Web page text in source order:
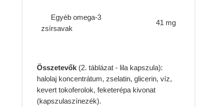
Egyéb omega-3
zsírsavak
41 mg
Összetevők (2. táblázat - lila kapszula):
halolaj koncentrátum, zselatin, glicerin, víz,
kevert tokoferolok, feketerépa kivonat
(kapszulaszínezék).